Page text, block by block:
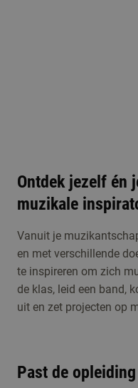
Kennismaken
Docent Muziek
Meld je aan voor
open dag, een
activiteiten om
Ontdek jezelf én
muzikale
Vanuit je
en met verschillende
te inspireren om zich
de klas, leid een band,
uit en zet projecten op
Past de